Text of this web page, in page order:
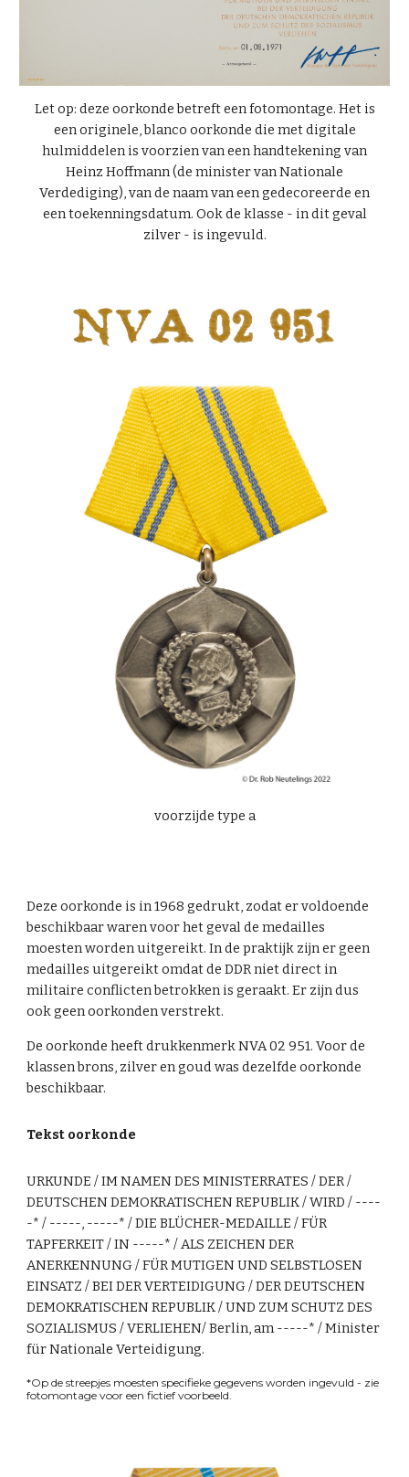
Let op: deze oorkonde betreft een fotomontage. Het is
een originele, blanco oorkonde die met digitale
hulmiddelen is voorzien van een handtekening van
Heinz Hoffmann (de minister van Nationale
Verdediging), van de naam van een gedecoreerde en
een toekenningsdatum. Ook de klasse - in dit geval
zilver- is ingevuld.
voorzijde type a
Deze oorkonde is in 1968 gedrukt, zodat er voldoende
beschikbaar waren voor het geval de medailles
moesten worden uitgereikt. In de praktijk zijn er geen
medailles uitgereikt omdat de DDR niet direct in
militaire conflicten betrokken is geraakt. Er zijn dus
ook geen oorkonden verstrekt.
De oorkonde heeft drukkenmerk NVA 02 951. Voor de
klassen brons, zilver en goud was dezelfde oorkonde
beschikbaar.
Tekst oorkonde
URKUNDE / IM NAMEN DES MINISTERRATES / DER /
DEUTSCHEN DEMOKRATISCHEN REPUBLIK / WIRD / ----
-* / -----, -----* / DIE BLÜCHER-MEDAILLE / FÜR
TAPFERKEIT / IN -----* / ALS ZEICHEN DER
ANERKENNUNG / FÜR MUTIGEN UND SELBSTLOSEN
EINSATZ / BEI DER VERTEIDIGUNG / DER DEUTSCHEN
DEMOKRATISCHEN REPUBLIK / UND ZUM SCHUTZ DES
SOZIALISMUS / VERLIEHEN/ Berlin, am -----* / Minister
für Nationale Verteidigung.
*Op de streepjes moesten specifieke gegevens worden ingevuld - zie
fotomontage voor een fictief voorbeeld.